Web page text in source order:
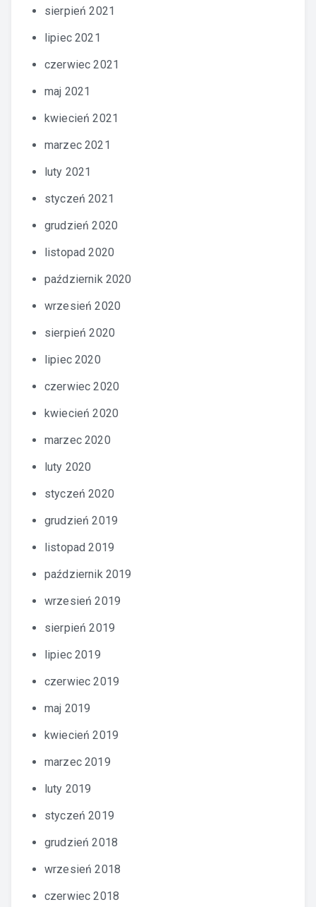
sierpień 2021
lipiec 2021
czerwiec 2021
maj 2021
kwiecień 2021
marzec 2021
luty 2021
styczeń 2021
grudzień 2020
listopad 2020
październik 2020
wrzesień 2020
sierpień 2020
lipiec 2020
czerwiec 2020
kwiecień 2020
marzec 2020
luty 2020
styczeń 2020
grudzień 2019
listopad 2019
październik 2019
wrzesień 2019
sierpień 2019
lipiec 2019
czerwiec 2019
maj 2019
kwiecień 2019
marzec 2019
luty 2019
styczeń 2019
grudzień 2018
wrzesień 2018
czerwiec 2018